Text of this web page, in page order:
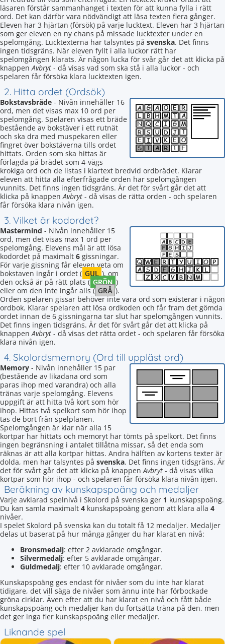
läsaren förstår sammanhanget i texten för att kunna fylla i rätt
ord. Det kan därför vara nödvändigt att läsa texten flera gånger.
Eleven har 3 hjärtan (försök) på varje lucktext. Eleven har 3 hjärtan
som ger eleven en ny chans på missade lucktexter under en
spelomgång. Lucktexterna har talsyntes på svenska. Det finns
ingen tidsgräns. När eleven fyllt i alla luckor rätt har
spelomgången klarats. Är någon lucka för svår går det att klicka på
knappenAvbryt - då visas vad som ska stå i alla luckor - och
spelaren får försöka klara lucktexten igen.
2. Hitta ordet (Ordsök)
Bokstavsbräde - Nivån innehåller 16
ord, men det visas max 10 ord per
spelomgång. Spelaren visas ett bräde
bestående av bokstäver i ett rutnät
och ska dra med muspekaren eller
fingret över bokstäverna tills ordet
hittats. Orden som ska hittas är
förlagda på brädet som 4-vägs
krokiga ord och de listas i klartext bredvid ordbrädet. Klarar
eleven att hitta alla efterfrågade orden har spelomgången
vunnits. Det finns ingen tidsgräns. Är det för svårt går det att
klicka på knappenAvbryt - då visas de rätta orden - och spelaren
får försöka klara nivån igen.
3. Vilket är kodordet?
Mastermind - Nivån innehåller 15
ord, men det visas max 1 ord per
spelomgång. Elevens mål är att lösa
kodordet på maximalt 6 gissningar.
För varje gissning får eleven veta om
bokstaven ingår i ordet ( GUL ), om
den också är på rätt plats ( GRÖN )
eller om den inte ingår alls ( GRÅ ).
Orden spelaren gissar behöver inte vara ord som existerar i någon
ordbok. Klarar spelaren att lösa ordkoden och får fram det gömda
ordet innan de 6 gissningarna tar slut har spelomgången vunnits.
Det finns ingen tidsgräns. Är det för svårt går det att klicka på
knappenAvbryt - då visas det rätta ordet - och spelaren får försöka
klara nivån igen.
4. Skolordsmemory (Ord till uppläst ord)
Memory - Nivån innehåller 15 par
(bestående av likadana ord som
paras ihop med varandra) och alla
tränas varje spelomgång. Elevens
uppgift är att hitta två kort som hör
ihop. Hittas två spelkort som hör ihop
tas de bort från spelplanen.
Spelomgången är klar när alla 15
kortpar har hittats och memoryt har tömts på spelkort. Det finns
ingen begränsning i antalet tillåtna missar, så det enda som
räknas är att alla kortpar hittas. Andra hälften av kortens texter är
dolda, men har talsyntes på svenska. Det finns ingen tidsgräns. Är
det för svårt går det att klicka på knappenAvbryt - då visas vilka
kortpar som hör ihop - och spelaren får försöka klara nivån igen.
Beräkning av kunskapspoäng och medaljer
Varje avklarad spelnivå i Skolord på svenska ger 1 kunskapspoäng.
Du kan samla maximalt 4 kunskapspoäng genom att klara alla 4
nivåer.
I spelet Skolord på svenska kan du totalt få 12 medaljer. Medaljer
delas ut baserat på hur många gånger du har klarat en nivå:
Bronsmedalj: efter 2 avklarade omgångar.
Silvermedalj: efter 5 avklarade omgångar.
Guldmedalj: efter 10 avklarade omgångar.
Kunskapspoäng ges endast för nivåer som du inte har klarat
tidigare, det vill säga de nivåer som ännu inte har förbockade
gröna cirklar. Även efter att du har klarat en nivå och fått både
kunskapspoäng och medaljer kan du fortsätta träna på den, men
det ger inga fler kunskapspoäng eller medaljer.
Liknande spel